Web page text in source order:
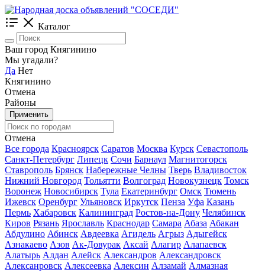
Каталог
Ваш город Княгинино
Мы угадали?
Да Нет
Княгинино
Отмена
Районы
Применить
Отмена
Все города Красноярск Саратов Москва Курск Севастополь
Санкт-Петербург Липецк Сочи Барнаул Магнитогорск
Ставрополь Брянск Набережные Челны Тверь Владивосток
Нижний Новгород Тольятти Волгоград Новокузнецк Томск
Воронеж Новосибирск Тула Екатеринбург Омск Тюмень
Ижевск Оренбург Ульяновск Иркутск Пенза Уфа Казань
Пермь Хабаровск Калининград Ростов-на-Дону Челябинск
Киров Рязань Ярославль Краснодар Самара Абаза Абакан
Абдулино Абинск Авдеевка Агидель Агрыз Адыгейск
Азнакаево Азов Ак-Довурак Аксай Алагир Алапаевск
Алатырь Алдан Алейск Александров Александровск
Алексанровск Алексеевка Алексин Алзамай Алмазная